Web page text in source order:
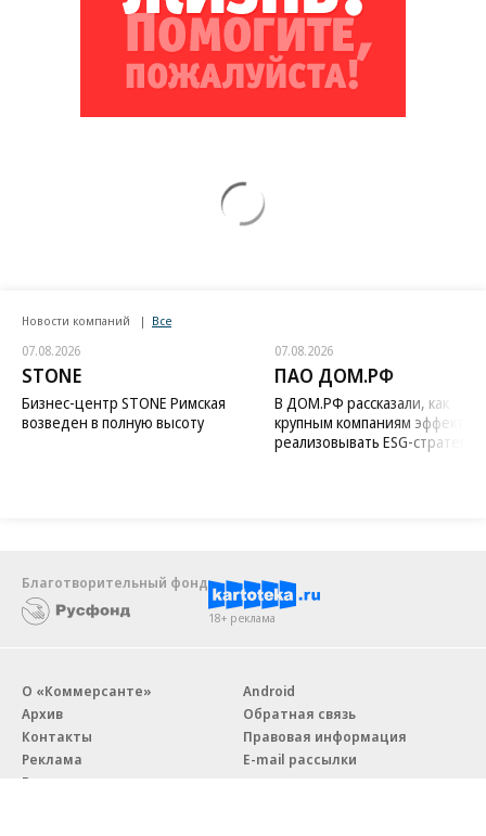
Новости компаний Все
07.08.2026
STONE
Бизнес-центр STONE Римская
возведен в полную высоту
07.08.2026
ПАО ДОМ.РФ
В ДОМ.РФ рассказали, как
крупным компаниям
реализовывать ESG-стратегию
Благотворительный фонд
18+ реклама
О «Коммерсанте»
Архив
Контакты
Реклама
Вакансии
Android
Обратная связь
Правовая информация
E-mail рассылки